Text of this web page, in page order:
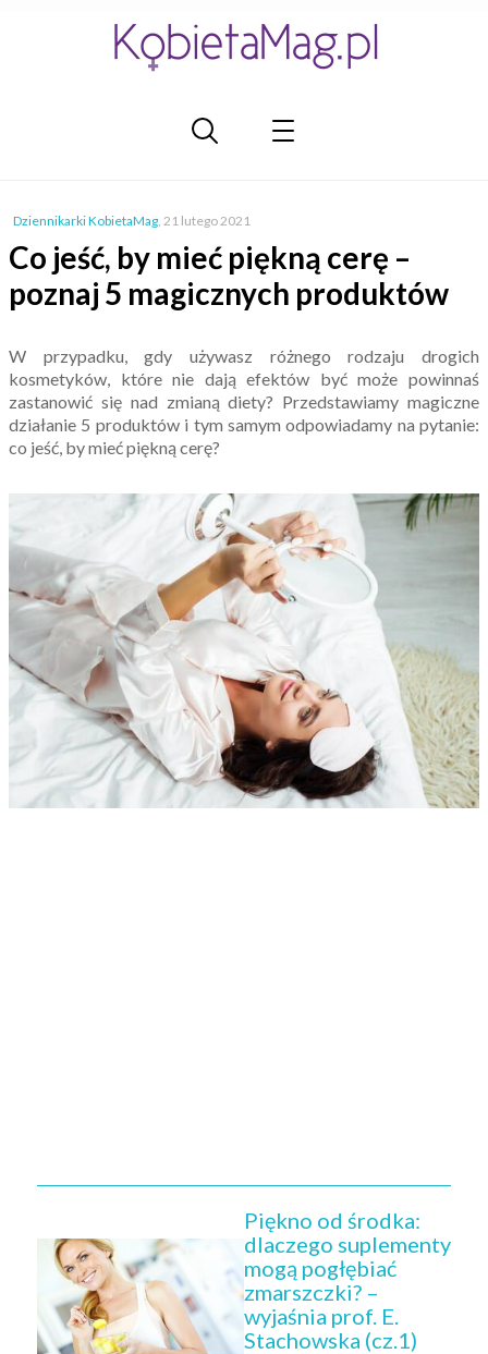
Dziennikarki KobietaMag, 21 lutego 2021
Co jeść, by mieć piękną cerę –
poznaj 5 magicznych produktów
W przypadku, gdy używasz różnego rodzaju drogich
kosmetyków, które nie dają efektów być może powinnaś
zastanowić się nad zmianą diety? Przedstawiamy magiczne
działanie 5 produktów i tym samym odpowiadamy na pytanie:
co jeść, by mieć piękną cerę?
Piękno od środka:
dlaczego suplementy
mogą pogłębiać
zmarszczki? –
wyjaśnia prof. E.
Stachowska (cz.1)